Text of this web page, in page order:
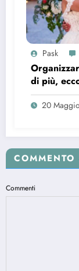
Pask
di più,
20
Commenti